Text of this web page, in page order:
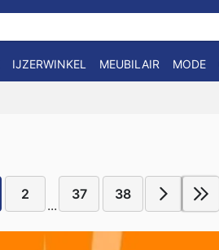
IJZERWINKEL MEUBILAIR MODE
2
...
37 38